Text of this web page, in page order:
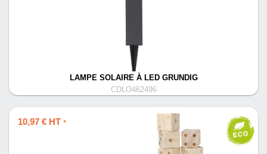
LAMPE SOLAIRE À LED GRUNDIG
CDLO462496
10,97 € HT *